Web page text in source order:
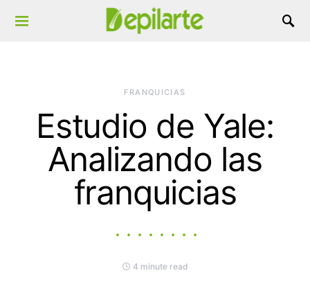
Search for:
FRANQUICIAS
Estudio de Yale:
Analizando las
franquicias
4 minute read